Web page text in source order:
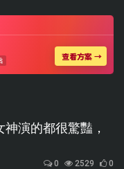
演的都很驚豔，
0 2529 0